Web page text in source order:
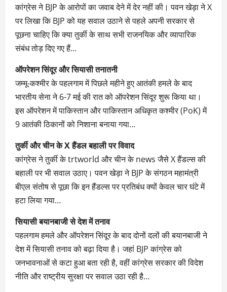
कांग्रेस ने BJP के आरोपों का जवाब देने में देर नहीं की। पवन खेड़ा ने X
पर लिखा कि BJP को यह सवाल उठाने से पहले अपनी सरकार से
पूछना चाहिए कि क्या तुर्की के साथ सभी राजनयिक और व्यापारिक
संबंध तोड़ दिए गए हैं…
ऑपरेशन सिंदूर और सियासी तनातनी
जम्मू-कश्मीर के पहलगाम में पिछले महीने हुए आतंकी हमले के बाद
भारतीय सेना ने 6-7 मई की रात को ऑपरेशन सिंदूर शुरू किया था।
इस ऑपरेशन में पाकिस्तान और पाकिस्तान अधिकृत कश्मीर (PoK) में
9 आतंकी ठिकानों को निशाना बनाया गया…
तुर्की और चीन के X हैंडल बहाली पर विवाद
कांग्रेस ने तुर्की के trtworld और चीन के news जैसे X हैंडल्स की
बहाली पर भी सवाल उठाए। पवन खेड़ा ने BJP के संगठन महामंत्री
बीएल संतोष से पूछा कि इन हैंडल्स पर प्रतिबंध क्यों केवल चार घंटे में
हटा लिया गया…
सियासी बयानबाजी से देश में तनाव
पहलगाम हमले और ऑपरेशन सिंदूर के बाद दोनों दलों की बयानबाजी ने
देश में सियासी तनाव को बढ़ा दिया है। जहां BJP कांग्रेस को
जनभावनाओं से कटा हुआ बता रही है, वहीं कांग्रेस सरकार की विदेश
नीति और राष्ट्रीय सुरक्षा पर सवाल उठा रही है…